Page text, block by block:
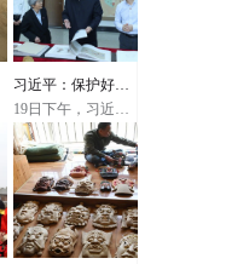
习近平：保护好我
们的国粹
19日下午，习近平
总书记在敦煌研究
院同有关专家、学
者和文化单位代表
座谈时，甘肃省文
联原副主席苏孝林
汇报了《丝路花
雨》《大漠敦煌》
等大型文化作品的
创作和演出过程，
习近平详细询问演